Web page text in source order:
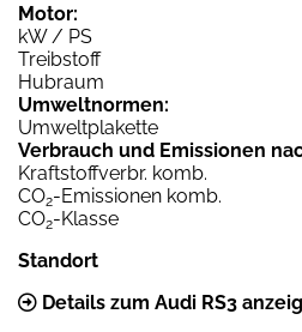
Motor:
kW / PS
Treibstoff
Hubraum
Umweltnormen:
Umweltplakette
Verbrauch und Emissionen
Kraftstoffverbr. komb.
CO2-Emissionen komb.
CO2-Klasse
Standort
Details zum Audi RS3